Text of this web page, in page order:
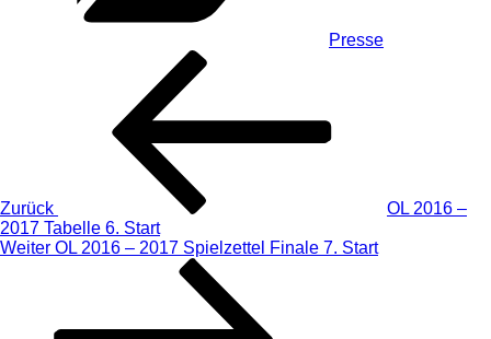
Presse
Beitragsnavigation
Zurück
OL 2016 –
2017 Tabelle 6. Start
Nächster
Weiter OL 2016 – 2017 Spielzettel Finale 7. Start